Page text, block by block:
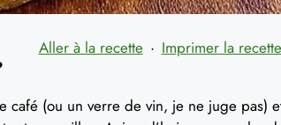
Aller à la recette · Imprimer la recette
café (ou un verre de vin, je ne juge pas)